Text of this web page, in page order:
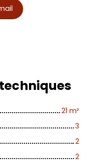
techniques
21 m²
3
2
2